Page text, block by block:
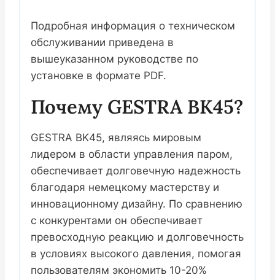
Подробная информация о техническом
обслуживании приведена в
вышеуказанном руководстве по
установке в формате PDF.
Почему GESTRA BK45?
GESTRA BK45, являясь мировым
лидером в области управления паром,
обеспечивает долговечную надежность
благодаря немецкому мастерству и
инновационному дизайну. По сравнению
с конкурентами он обеспечивает
превосходную реакцию и долговечность
в условиях высокого давления, помогая
пользователям экономить 10-20%